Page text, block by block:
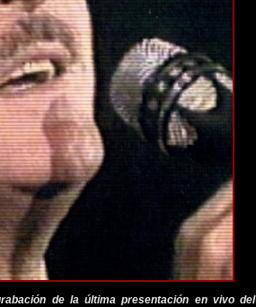
de la última presentación en vivo del